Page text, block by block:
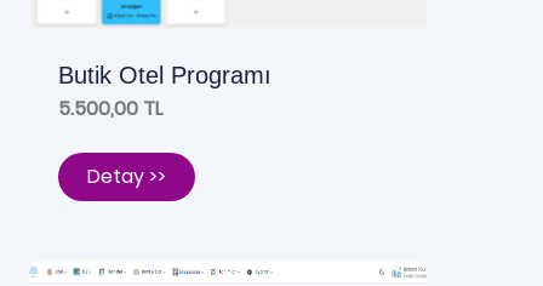
Butik Otel Programı
5.500,00 TL
Detay >>